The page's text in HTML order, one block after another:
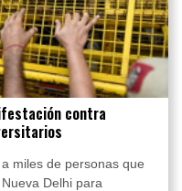
contra
miles de personas que
Delhi para